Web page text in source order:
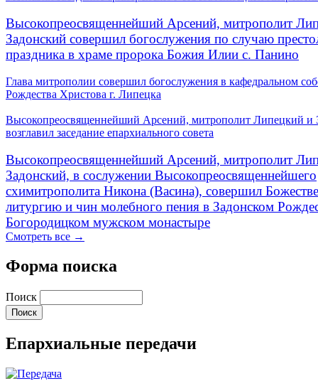
Высокопреосвященнейший Арсений, митрополит
Задонский совершил богослужения по случаю
праздника в храме пророка Божия Илии с. Панино
Глава митрополии совершил богослужения в кафедральном
Рождества Христова г. Липецка
Высокопреосвященнейший Арсений, митрополит Липецкий и
возглавил заседание епархиального совета
Высокопреосвященнейший Арсений, митрополит
Задонский, в сослужении Высокопреосвященнейшего
схимитрополита Никона (Васина), совершил
литургию и чин молебного пения в Задонском
Богородицком мужском монастыре
Смотреть все →
Форма поиска
Поиск
Епархиальные передачи